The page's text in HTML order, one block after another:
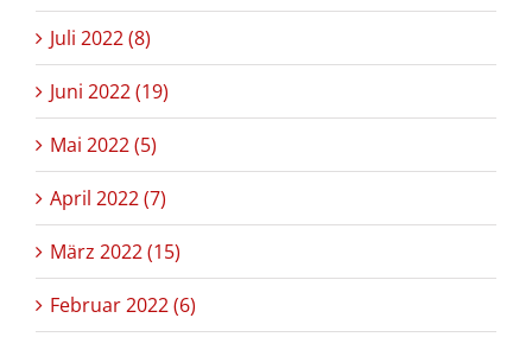
Juli 2022 (8)
Juni 2022 (19)
Mai 2022 (5)
April 2022 (7)
März 2022 (15)
Februar 2022 (6)